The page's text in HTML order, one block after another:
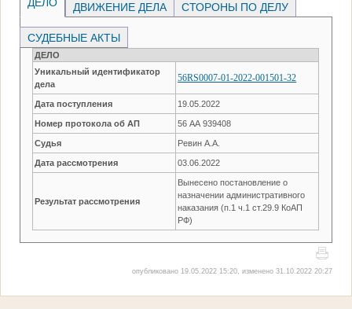
ДВИЖЕНИЕ ДЕЛА СТОРОНЫ ПО ДЕЛУ
СУДЕБНЫЕ АКТЫ
ДЕЛО
Уникальный идентификатор
дела
56RS0007-01-2022-001501-32
Дата поступления 19.05.2022
Номер протокола об АП 56 АА 939408
Судья Ревин А.А.
Дата рассмотрения 03.06.2022
Результат рассмотрения
Вынесено постановление о
назначении административного
наказания (п.1 ч.1 ст.29.9 КоАП
РФ)
опубликовано 19.05.2022 15:20, изменено 31.10.2022 20:27